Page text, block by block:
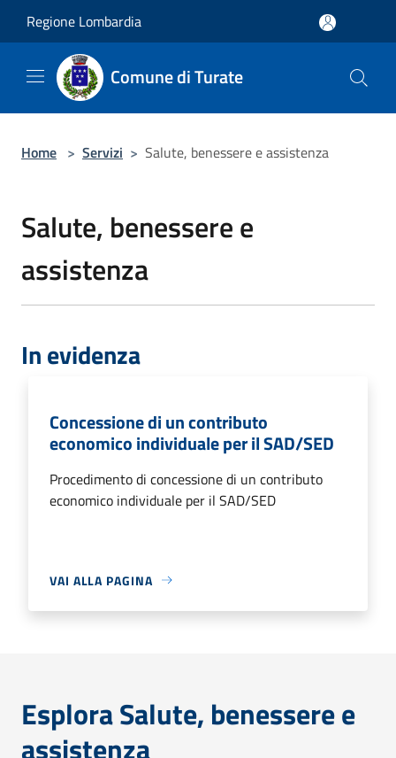
Regione Lombardia
Comune di Turate
Home > Servizi > Salute, benessere e assistenza
Salute, benessere e
assistenza
In evidenza
Concessione di un contributo
economico individuale per il SAD/SED
Procedimento di concessione di un contributo
economico individuale per il SAD/SED
VAI ALLA PAGINA
Esplora Salute, benessere e
assistenza